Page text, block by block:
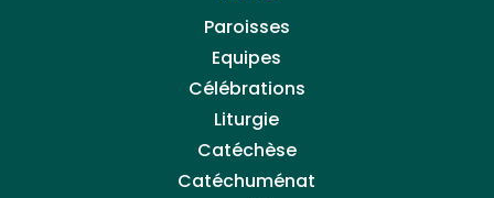
Paroisses
Equipes
Célébrations
Liturgie
Catéchèse
Catéchuménat